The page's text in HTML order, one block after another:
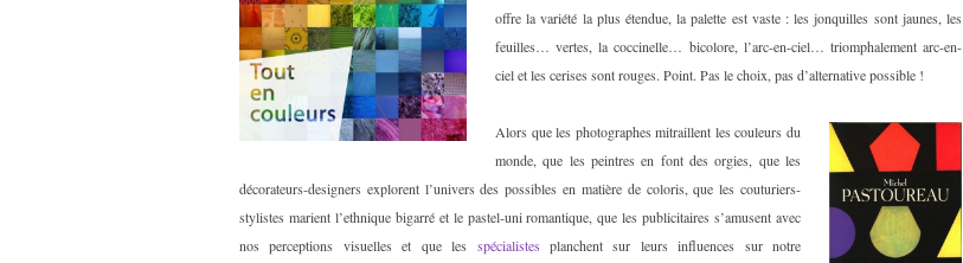
offre la variété la plus étendue, la palette est vaste : les jonquilles sont jaunes, les
feuilles… vertes, la coccinelle… bicolore, l’arc-en-ciel… triomphalement arc-en-
ciel et les cerises sont rouges. Point. Pas le choix, pas d’alternative possible !
Alors que les photographes mitraillent les couleurs du
monde, que les peintres en font des orgies, que les
décorateurs-designers explorent l’univers des possibles en matière de coloris, que les couturiers-
stylistes marient l’ethnique bigarré et le pastel-uni romantique, que les publicitaires s’amusent avec
nos perceptions visuelles et que les spécialistes planchent sur leurs influences sur notre